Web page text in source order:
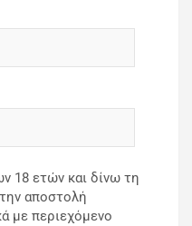
18 ετών και δίνω τη
αποστολή
με περιεχόμενο